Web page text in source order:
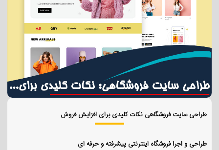
طراحی سایت فروشگاهی نکات کلیدی برای افزایش فروش
طراحی و اجرا فروشگاه اینترنتی پیشرفته و حرفه ای